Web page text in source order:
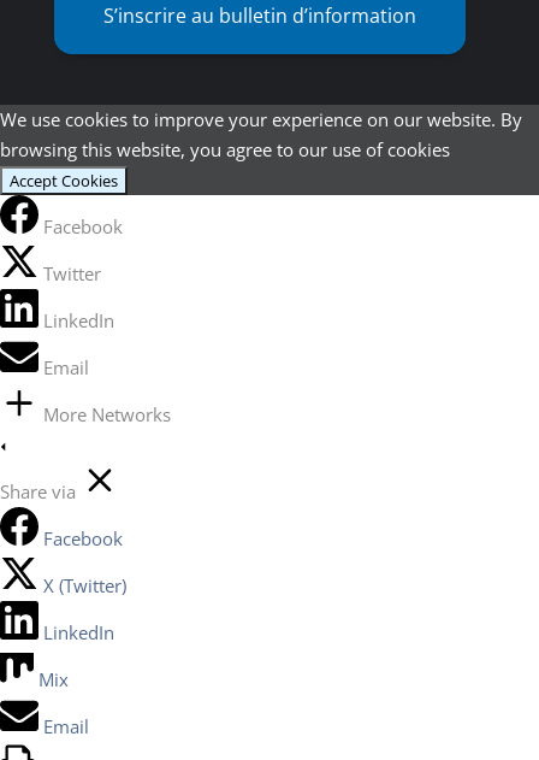
S’inscrire au bulletin d’information
We use cookies to improve your experience on our website. By
browsing this website, you agree to our use of cookies
Accept Cookies
Facebook
Twitter
LinkedIn
Email
More Networks
Share via
Facebook
X (Twitter)
LinkedIn
Mix
Email